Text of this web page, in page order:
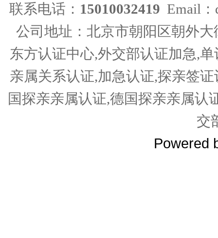
联系电话： 15010032419 Email
公司地址：北京市朝阳区朝外
东方认证中心,外交部认证加急,
亲属关系认证,加急认证,探亲签
国探亲亲属认证,德国探亲亲属认
交
Powered